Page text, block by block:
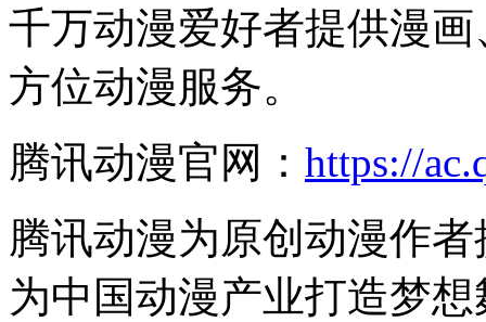
千万动漫爱好者提供漫
方位动漫服务。
腾讯动漫官网： https://
腾讯动漫为原创动漫作
为中国动漫产业打造梦